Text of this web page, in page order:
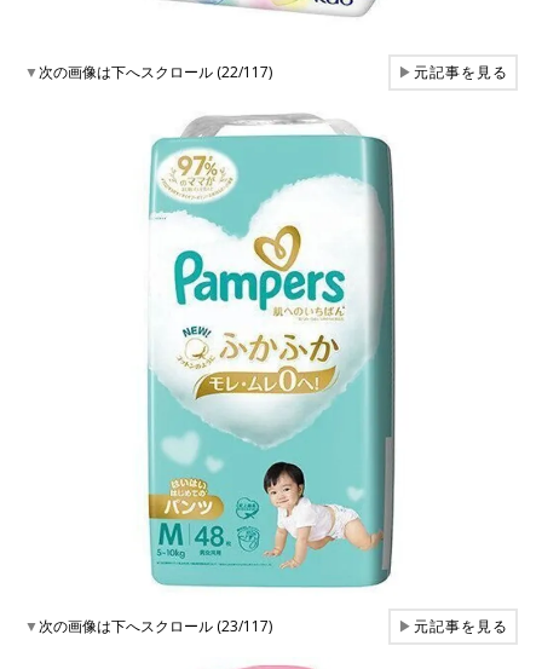
▼次の画像は下へスクロール (22/117) ▶元記事を見る
▼次の画像は下へスクロール (23/117) ▶元記事を見る